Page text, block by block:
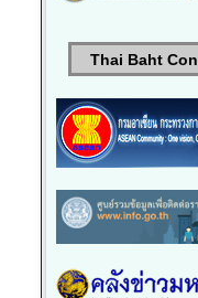
Thai Baht